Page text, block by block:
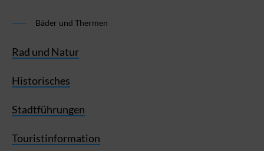
Bäder und Thermen
Rad und Natur
Historisches
Stadtführungen
Touristinformation